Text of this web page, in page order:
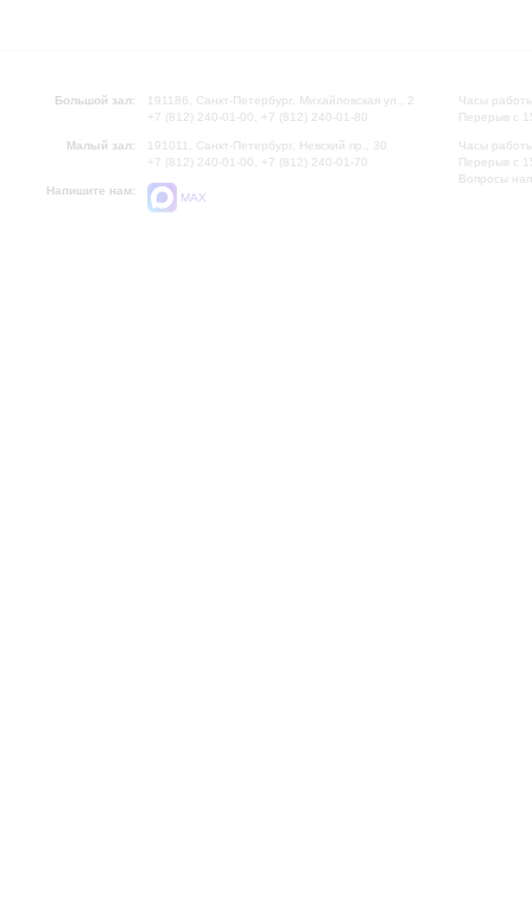
Большой зал:
191186, Санкт-Петербург, Михайловская ул., 2
+7 (812) 240-01-00, +7 (812) 240-01-80
Малый зал:
191011, Санкт-Петербург, Невский пр., 30
+7 (812) 240-01-00, +7 (812) 240-01-70
Напишите нам:
MAX
Часы
Перерыв с
Часы
Перерыв с
Вопросы